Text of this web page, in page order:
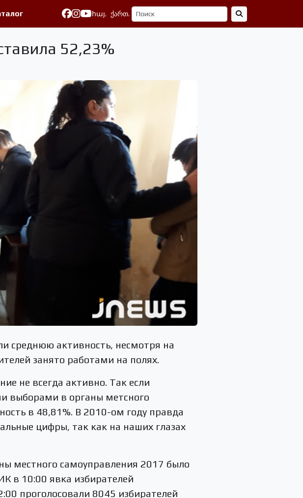
հայ. ქართ.
52,23%
среднюю активность, несмотря на
занято работами на полях.
не всегда активно. Так если
выборами в органы метсного
в 48,81%. В 2010-ом году правда
цифры, так как на наших глазах
местного самоуправления 2017 было
в 10:00 явка избирателей
проголосовали 8045 избирателей